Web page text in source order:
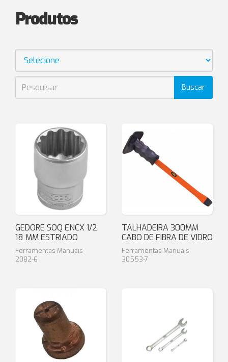
Produtos
Buscar
GEDORE SOQ ENCX 1/2
18 MM ESTRIADO
Ferramentas Manuais
2082-6
TALHADEIRA 300MM
CABO DE FIBRA DE VIDRO
Ferramentas Manuais
30553-7